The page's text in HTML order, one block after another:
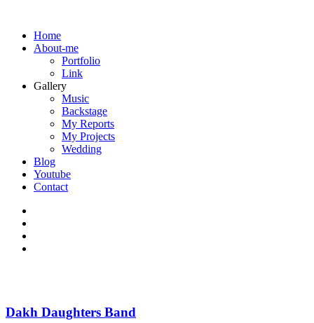
Home
About-me
Portfolio
Link
Gallery
Music
Backstage
My Reports
My Projects
Wedding
Blog
Youtube
Contact
Dakh Daughters Band